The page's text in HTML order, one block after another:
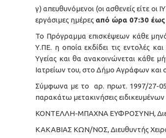
γ) απευθυνόμενοι (οι ασθενείς είτε
εργάσιμες ημέρες από ώρα 07:30 έως
Το Πρόγραμμα επισκέψεων κάθε
Υ.ΠΕ. η οποία εκδίδει τις εντολές
Υγείας και θα ανακοινώνεται κάθε
Ιατρείων του, στο Δήμο Αγράφων και
Σύμφωνα με το αρ. πρωτ. 1997/27-
παρακάτω μετακινήσεις
ΚΟΝΤΕΛΛΗ-ΜΠΑΧΝΑ ΕΥΦΡΟΣΥΝΗ,
ΚΑΚΑΒΙΑΣ ΚΩΝ/ΝΟΣ, Διευθυντής